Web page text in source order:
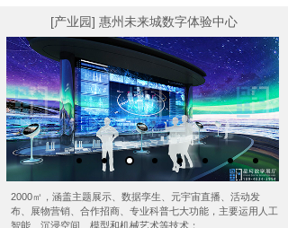
[产业园] 惠州未来城数字体验中心
2000㎡，涵盖主题展示、数据孪生、元宇宙直播、活动发
布、展物营销、合作招商、专业科普七大功能，主要运用人工
智能、沉浸空间、模型和机械艺术等技术；